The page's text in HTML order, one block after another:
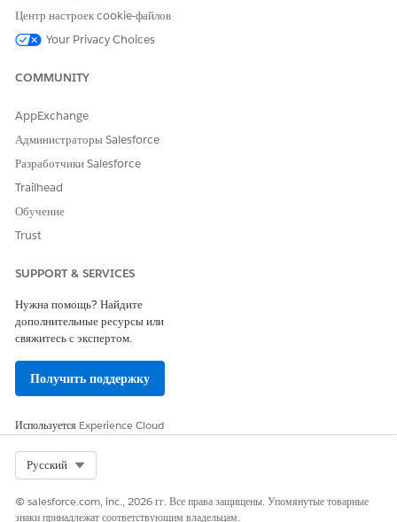
Центр настроек cookie-файлов
Your Privacy Choices
COMMUNITY
AppExchange
Администраторы Salesforce
Разработчики Salesforce
Trailhead
Обучение
Trust
SUPPORT & SERVICES
Нужна помощь? Найдите
дополнительные ресурсы или
свяжитесь с экспертом.
Получить поддержку
Используется Experience Cloud
Русский
© salesforce.com, inc., 2026 гг. Все права защищены. Упомянутые товарные
знаки принадлежат соответствующим владельцам.